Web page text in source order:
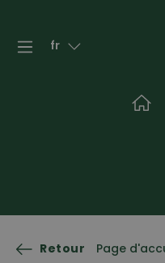
fr
Retour Page